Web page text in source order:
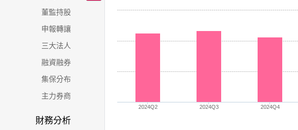
董監持股
申報轉讓
三大法人
融資融券
集保分布
主力券商
財務分析
2024Q2 2024Q3 2024Q4